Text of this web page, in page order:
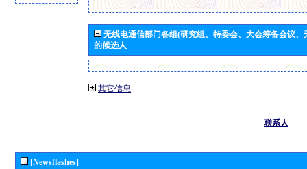
无线电通信部门各组(研究组、特委会、大会筹备会议
的候选人
其它信息
联系人
[Newsflashes]